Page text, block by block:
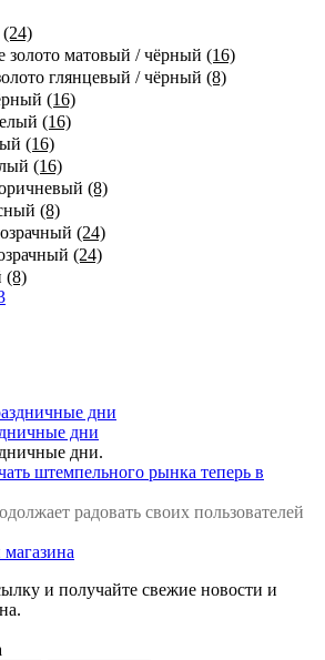
(24)
золото матовый / чёрный (16)
глянцевый / чёрный (8)
(16)
(16)
(16)
(16)
(8)
(8)
(24)
(24)
(8)
дни
дни.
штемпельного рынка теперь в
радовать своих пользователей
и получайте свежие новости и